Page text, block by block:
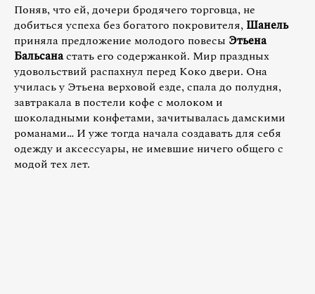
Поняв, что ей, дочери бродячего торговца, не
добиться успеха без богатого покровителя, Шанель
приняла предложение молодого повесы Этьена
Бальсанастать его содержанкой. Мир праздных
удовольствий распахнул перед Коко двери. Она
училась у Этьена верховой езде, спала до полудня,
завтракала в постели кофе с молоком и
шоколадными конфетами, зачитывалась дамскими
романами… И уже тогда начала создавать для себя
одежду и аксессуары, не имевшие ничего общего с
модой тех лет.